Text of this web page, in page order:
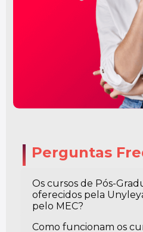
Perguntas
Os cursos de Pós-
oferecidos pela
pelo MEC?
Como funcionam os